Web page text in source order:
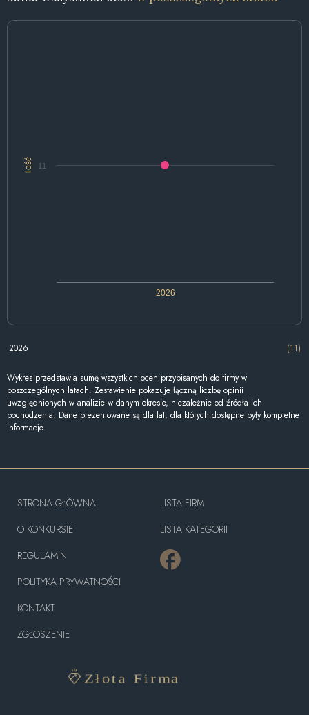
Ilość
2026
11
2026 (11)
Wykres przedstawia sumę wszystkich ocen przypisanych do firmy w
poszczególnych latach. Zestawienie pokazuje łączną liczbę opinii
uwzględnionych w analizie w danym okresie, niezależnie od źródła ich
pochodzenia. Dane prezentowane są dla lat, dla których dostępne były kompletne
informacje.
STRONA GŁÓWNA
O KONKURSIE
REGULAMIN
POLITYKA PRYWATNOŚCI
KONTAKT
ZGŁOSZENIE
LISTA FIRM
LISTA KATEGORII